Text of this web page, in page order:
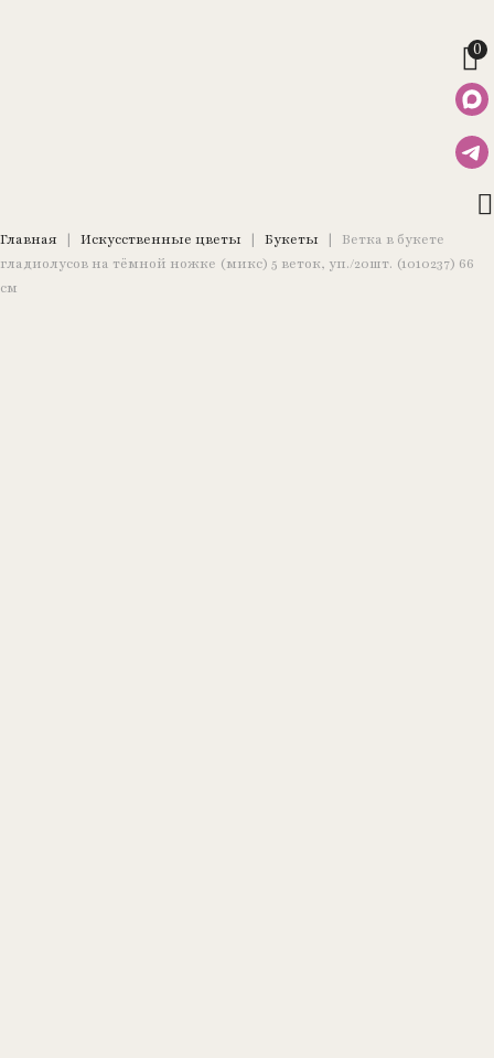
0
Главная | Искусственные цветы | Букеты |
Ветка в букете
гладиолусов на тёмной ножке (микс) 5 веток, уп./20шт. (1010237) 66
см